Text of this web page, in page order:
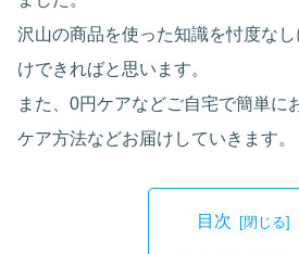
沢山の商品を使った知識を忖度な
けできればと思います。
また、0円ケアなどご自宅で簡単に
ケア方法などお届けしていきます。
目次